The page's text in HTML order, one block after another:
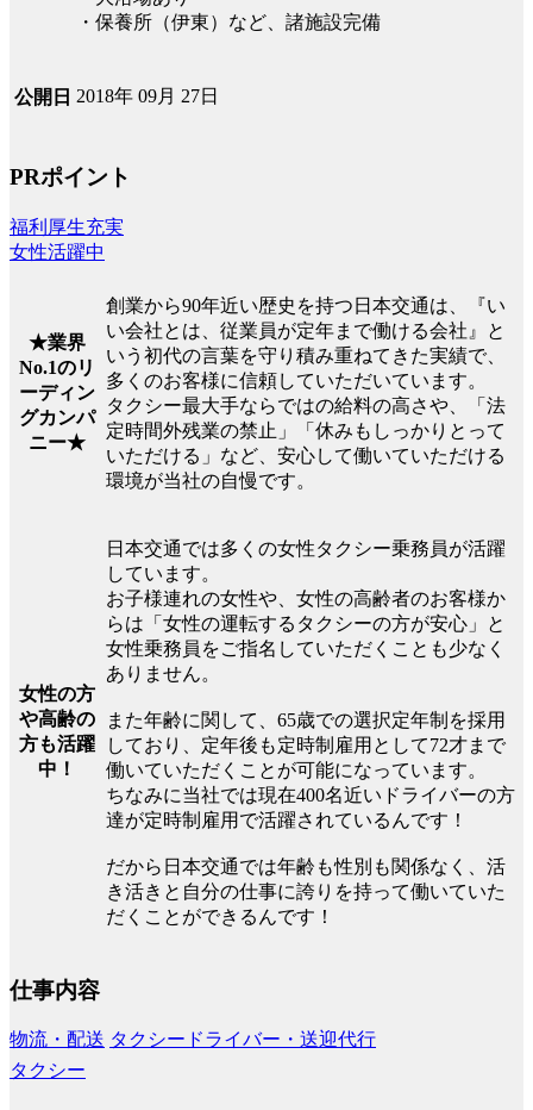
・保養所（伊東）など、諸施設完備
公開日 2018年 09月 27日
PRポイント
福利厚生充実
女性活躍中
★業界
No.1のリ
ーディン
グカンパ
ニー★
創業から90年近い歴史を持つ日本交通は、『い
い会社とは、従業員が定年まで働ける会社』と
いう初代の言葉を守り積み重ねてきた実績で、
多くのお客様に信頼していただいています。
タクシー最大手ならではの給料の高さや、「法
定時間外残業の禁止」「休みもしっかりとって
いただける」など、安心して働いていただける
環境が当社の自慢です。
女性の方
や高齢の
方も活躍
中！
日本交通では多くの女性タクシー乗務員が活躍
しています。
お子様連れの女性や、女性の高齢者のお客様か
らは「女性の運転するタクシーの方が安心」と
女性乗務員をご指名していただくことも少なく
ありません。
また年齢に関して、65歳での選択定年制を採用
しており、定年後も定時制雇用として72才まで
働いていただくことが可能になっています。
ちなみに当社では現在400名近いドライバーの方
達が定時制雇用で活躍されているんです！
だから日本交通では年齢も性別も関係なく、活
き活きと自分の仕事に誇りを持って働いていた
だくことができるんです！
仕事内容
物流・配送 タクシードライバー・送迎代行
タクシー